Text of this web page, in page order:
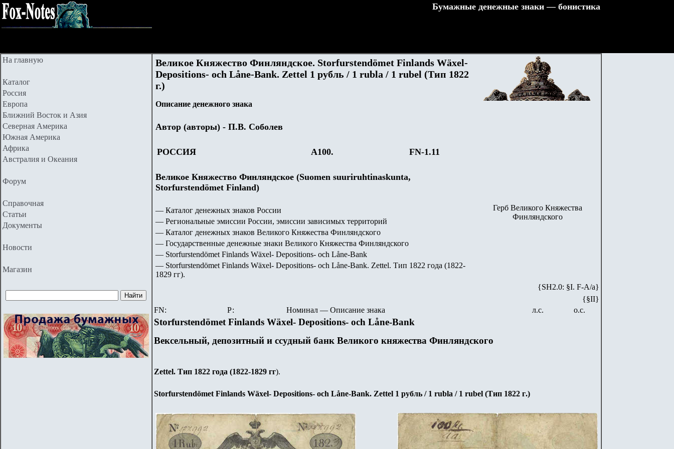
Бумажные денежные знаки — бонистика
На главную
Каталог
Россия
Европа
Ближний Восток и Азия
Северная Америка
Южная Америка
Африка
Австралия и Океания
Форум
Справочная
Статьи
Документы
Новости
Магазин
Великое Княжество Финляндское. Storfurstendömet Finlands Wäxel-
Depositions- och Låne-Bank. Zettel 1 рубль / 1 rubla / 1 rubel (Тип 1822
г.)
Описание денежного знака
Автор (авторы) - П.В. Соболев
РОССИЯ А100. FN-1.11
Великое Княжество Финляндское (Suomen suuriruhtinaskunta,
Storfurstendömet Finland)
— Каталог денежных знаков России
— Региональные эмиссии России, эмиссии зависимых территорий
— Каталог денежных знаков Великого Княжества Финляндского
— Государственные денежные знаки Великого Княжества Финляндского
— Storfurstendömet Finlands Wäxel- Depositions- och Låne-Bank
— Storfurstendömet Finlands Wäxel- Depositions- och Låne-Bank. Zettel. Тип 1822 года (1822-
1829 гг).
Герб Великого Княжества
Финляндского
{SH2.0: §I. F-А/а}
{§II}
FN:
Р: Номинал — Описание знака л.с. о.с.
Storfurstendömet Finlands Wäxel- Depositions- och Låne-Bank
Вексельный, депозитный и ссудный банк Великого княжества Финляндского
Zettel. Тип 1822 года (1822-1829 гг).
Storfurstendömet Finlands Wäxel- Depositions- och Låne-Bank. Zettel 1 рубль / 1 rubla / 1 rubel (Тип 1822 г.)